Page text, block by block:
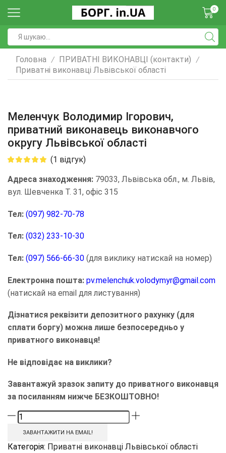
0
Головна / ПРИВАТНІ ВИКОНАВЦІ (контакти) /
Приватні виконавці Львівської області
Меленчук Володимир Ігорович,
приватний виконавець виконавчого
округу Львівської області
(1 відгук)
Адреса знаходження: 79033, Львівська обл., м. Львів,
вул. Шевченка Т. 31, офіс 315
Тел: (097) 982-70-78
Тел: (032) 233-10-30
Тел: (097) 566-66-30 (для виклику натискай на номер)
Електронна пошта: pv.melenchuk.volodymyr@gmail.com
(натискай на email для листування)
Дізнатися реквізити депозитного рахунку (для
сплати боргу) можна лише безпосередньо у
приватного виконавця!
Не відповідає на виклики?
Завантажуй зразок запиту до приватного виконавця
за посиланням нижче БЕЗКОШТОВНО!
ЗАВАНТАЖИТИ НА EMAIL!
Категорія: Приватні виконавці Львівської області